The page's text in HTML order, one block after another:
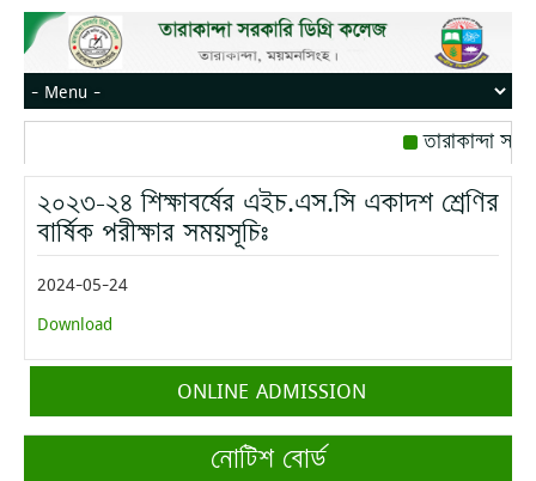
তারাকান্দা
রোজ বৃহস্পতিবার।
মোবাইল নম্বর:
২০২৩-২৪ শিক্ষাবর্ষের এইচ.এস.সি একাদশ শ্রেণির
বার্ষিক পরীক্ষার সময়সূচিঃ
2024-05-24
Download
ONLINE ADMISSION
নোটিশ বোর্ড